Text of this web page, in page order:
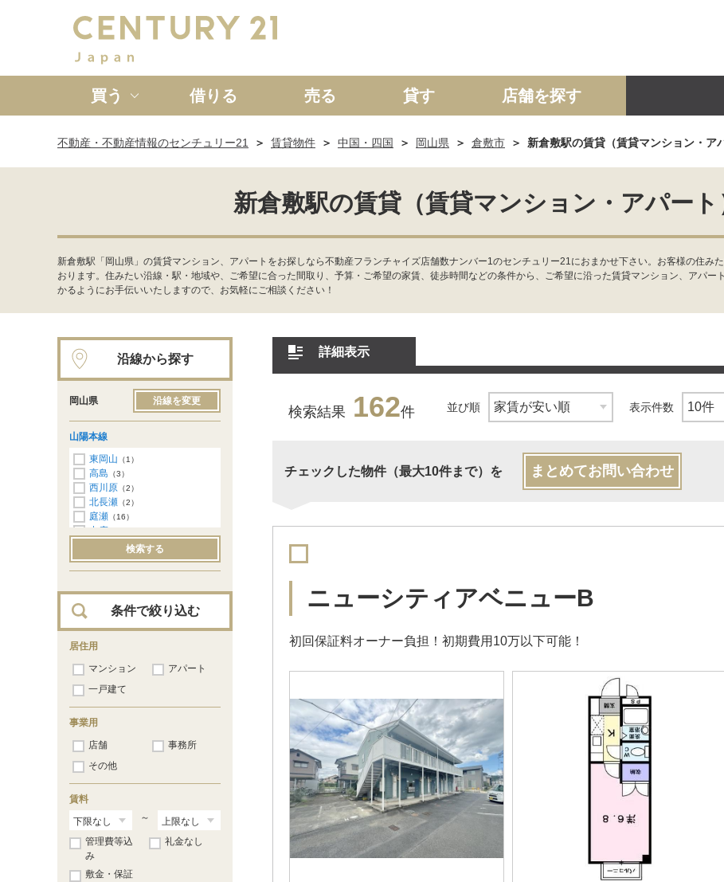
買う
新築一戸建て 中古一戸建て マンション 土地 事業投資用
借りる 売る 貸す 店舗を探す
不動産・不動産情報のセンチュリー21 賃貸物件 中国・四国 岡山県 倉敷市 新倉敷駅の賃貸（賃貸マンション・ア
新倉敷駅の賃貸（賃貸マンション・アパート
新倉敷駅「岡山県」の賃貸マンション、アパートをお探しなら不動産フランチャイズ店舗数ナンバー1のセンチュリー21におまかせ下さい。お客様の住み
おります。住みたい沿線・駅・地域や、ご希望に合った間取り、予算・ご希望の家賃、徒歩時間などの条件から、ご希望に沿った賃貸マンション、アパ
かるようにお手伝いいたしますので、お気軽にご相談ください！
詳細表示
検索結果 162件 並び順 表示件数
チェックした物件（最大10件まで）を まとめてお問い合わせ
ニューシティアベニューB
初回保証料オーナー負担！初期費用10万以下可能！
沿線から探す
岡山県 沿線を変更
山陽本線
東岡山 （1）
高島 （3）
西川原 （2）
北長瀬 （2）
庭瀬 （16）
中庄
（395）
西阿知（194）
新倉敷（162）
（28）
（21）
笠岡（1）
検索する
条件で絞り込む
居住用
マンション
アパート
一戸建て
事業用
店舗
事務所
その他
賃料
～
管理費等込
み
礼金なし
敷金・保証